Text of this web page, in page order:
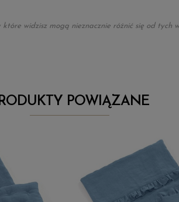
widzisz mogą nieznacznie różnić się od tych w
POWIĄZANE